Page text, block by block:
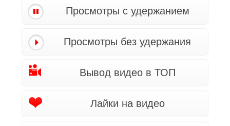
Просмотры с удержанием
Просмотры без удержания
Вывод видео в ТОП
Лайки на видео